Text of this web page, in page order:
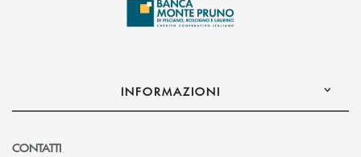
INFORMAZIONI
CONTATTI